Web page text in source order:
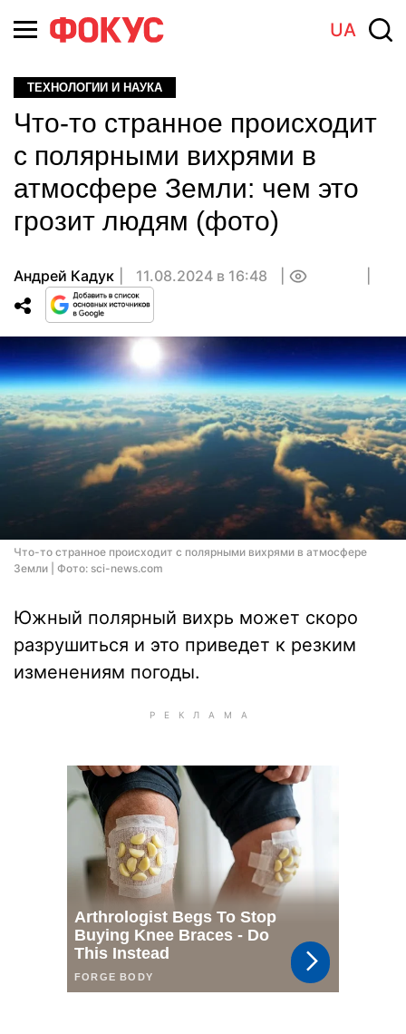
UA
ТЕХНОЛОГИИ И НАУКА
Что-то странное происходит
с полярными вихрями в
атмосфере Земли: чем это
грозит людям (фото)
Андрей Кадук 11.08.2024 в 16:48
Что-то странное происходит с полярными вихрями в атмосфере
Земли | Фото: sci-news.com
Южный полярный вихрь может скоро
разрушиться и это приведет к резким
изменениям погоды.